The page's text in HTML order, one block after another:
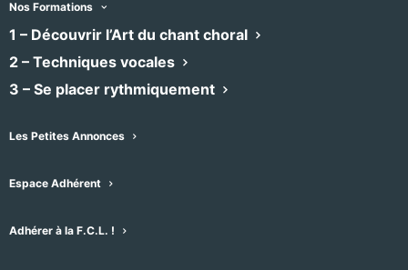
Nos Formations
1 – Découvrir l’Art du chant choral
2 – Techniques vocales
3 – Se placer rythmiquement
Les Petites Annonces
Espace Adhérent
Adhérer à la F.C.L. !
8 place Saint Jean
Bagnols sur Cèze
Recevoir l’Itinéraire à suivre